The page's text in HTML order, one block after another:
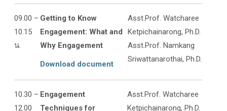
09.00 –
10.15
น.
Getting to Know
Engagement: What and
Why Engagement
Download document
Asst.Prof. Watcharee
Ketpichainarong, Ph.D.
Asst.Prof. Namkang
Sriwattanarothai, Ph.D.
10.30 –
12.00
Engagement
Techniques for
Asst.Prof. Watcharee
Ketpichainarong, Ph.D.